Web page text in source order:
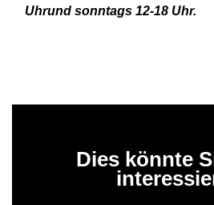
Uhrund sonntags 12-18 Uhr.
Dies könnte